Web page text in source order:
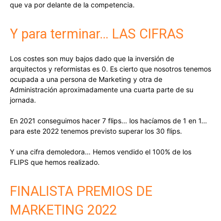
que va por delante de la competencia.
Y para terminar… LAS CIFRAS
Los costes son muy bajos dado que la inversión de
arquitectos y reformistas es 0. Es cierto que nosotros tenemos
ocupada a una persona de Marketing y otra de
Administración aproximadamente una cuarta parte de su
jornada.
En 2021 conseguimos hacer 7 flips… los hacíamos de 1 en 1…
para este 2022 tenemos previsto superar los 30 flips.
Y una cifra demoledora… Hemos vendido el 100% de los
FLIPS que hemos realizado.
FINALISTA PREMIOS DE
MARKETING 2022